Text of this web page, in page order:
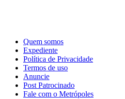
Quem somos
Expediente
Política de Privacidade
Termos de uso
Anuncie
Post Patrocinado
Fale com o Metrópoles